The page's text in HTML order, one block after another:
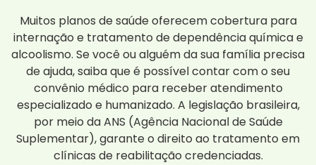
Muitos planos de saúde oferecem cobertura para
internação e tratamento de dependência química e
alcoolismo. Se você ou alguém da sua família precisa
de ajuda, saiba que é possível contar com o seu
convênio médico para receber atendimento
especializado e humanizado. A legislação brasileira,
por meio da ANS (Agência Nacional de Saúde
Suplementar), garante o direito ao tratamento em
clínicas de reabilitação credenciadas.